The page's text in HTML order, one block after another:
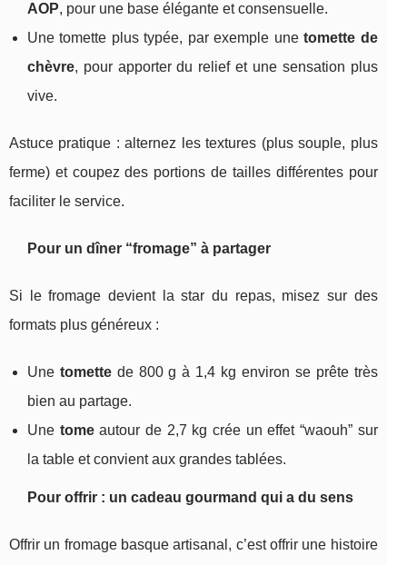
AOP, pour une base élégante et consensuelle.
Une tomette plus typée, par exemple unetomette de
chèvre, pour apporter du relief et une sensation plus
vive.
Astuce pratique : alternez les textures (plus souple, plus
ferme) et coupez des portions de tailles différentes pour
faciliter le service.
Pour un dîner “fromage” à partager
Si le fromage devient la star du repas, misez sur des
formats plus généreux :
Une tomettede 800 g à 1,4 kg environ se prête très
bien au partage.
Une tomeautour de 2,7 kg crée un effet “waouh” sur
la table et convient aux grandes tablées.
Pour offrir : un cadeau gourmand qui a du sens
Offrir un fromage basque artisanal, c’est offrir une histoire